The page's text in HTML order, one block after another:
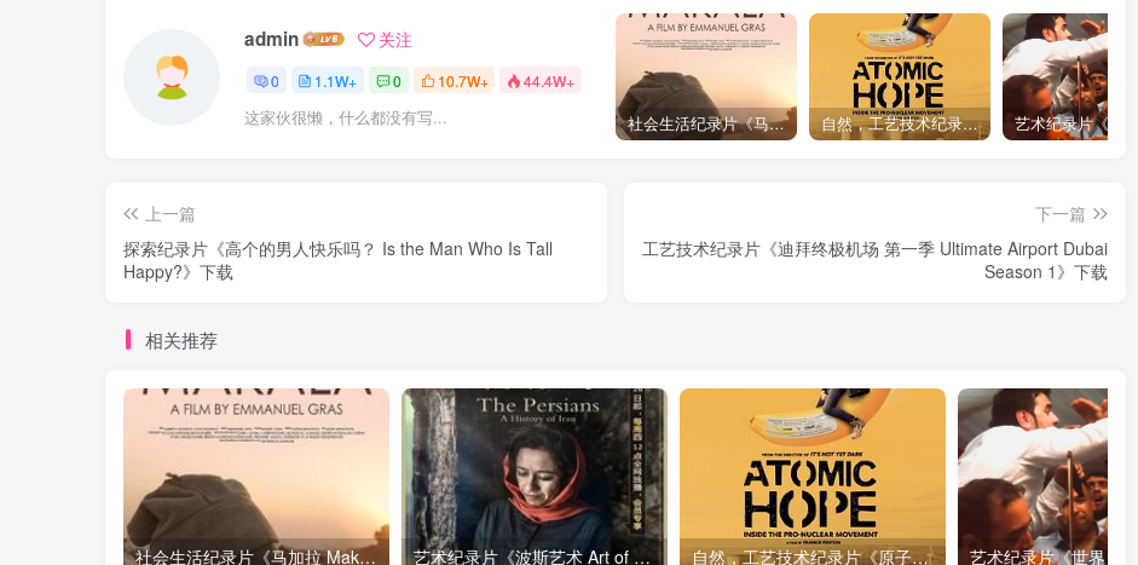
admin 关注
0 1.1W+ 0 10.7W+ 44.4W+
这家伙很懒，什么都没有写... 社会生活纪录片《马加拉 Makala》下载 自然，工艺技术纪录片《原子能的希望 Atomic Hope – Inside the Pro-Nuclear Movement》下载
上一篇
探索纪录片《高个的男人快乐吗？ Is the Man Who Is Tall
Happy?》下载
下一篇
工艺技术纪录片《迪拜终极机场 第一季 Ultimate Airport Dubai
Season 1》下载
相关推荐
社会生活纪录片《马加拉 Makala》下载 艺术纪录片《波斯艺术 Art of Persia》下载 自然，工艺技术纪录片《原子能的希望 Atomic Hope – Inside the Pro-Nuclear Movement》下载